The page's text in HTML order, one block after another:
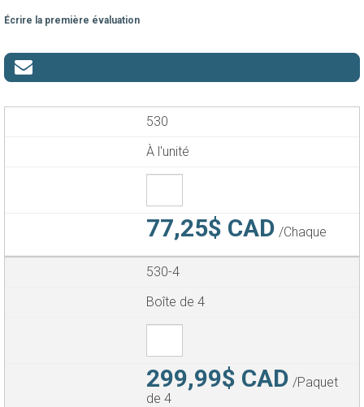
Écrire la première évaluation
530
À l'unité
77,25$ CAD /Chaque
530-4
Boîte de 4
299,99$ CAD /Paquet
de 4